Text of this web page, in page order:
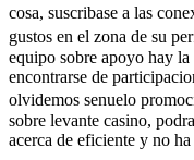
cosa, suscribase a las
gustos en el zona de su
equipo sobre apoyo hay
encontrarse de
olvidemos senuelo
sobre levante casino,
acerca de eficiente y no